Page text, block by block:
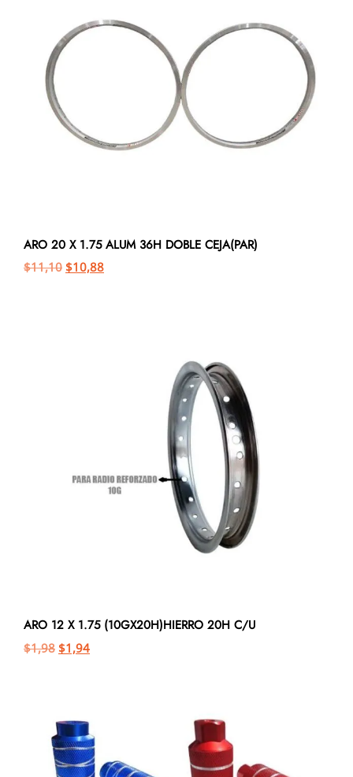
ARO 20 X 1.75 ALUM 36H DOBLE CEJA(PAR)
$11,10 $10,88
ARO 12 X 1.75 (10GX20H)HIERRO 20H C/U
$1,98 $1,94